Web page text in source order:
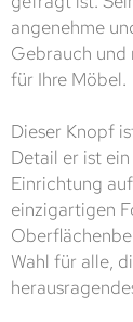
angenehme
Gebrauch und
für Ihre Möbel.
Dieser Knopf
Detail er ist
Einrichtung
einzigartigen
Wahl für alle,